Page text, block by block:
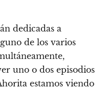
dedicadas a
de los varios
uno o dos episodios
estamos viendo